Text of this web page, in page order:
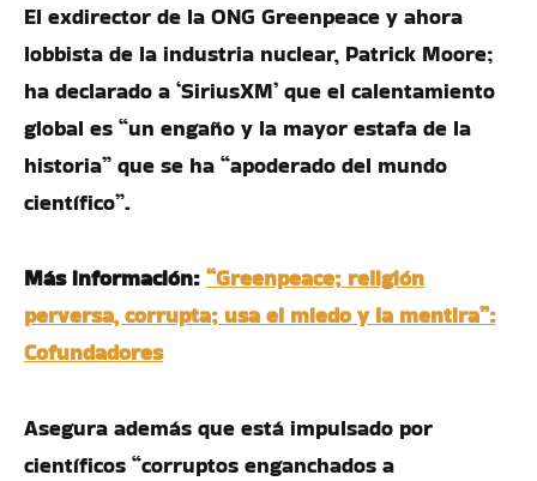
El exdirector de la ONG Greenpeace y ahora
lobbista de la industria nuclear, Patrick Moore;
ha declarado a ‘SiriusXM’ que el calentamiento
global es “un engaño y la mayor estafa de la
historia” que se ha “apoderado del mundo
científico”.
Más información: “Greenpeace; religión
perversa, corrupta; usa el miedo y la mentira”:
Cofundadores
Asegura además que está impulsado por
científicos “corruptos enganchados a